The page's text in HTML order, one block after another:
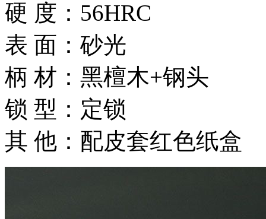
硬 度：56HRC
表 面：砂光
柄 材：黑檀木+钢头
锁 型：定锁
其 他：配皮套红色纸盒